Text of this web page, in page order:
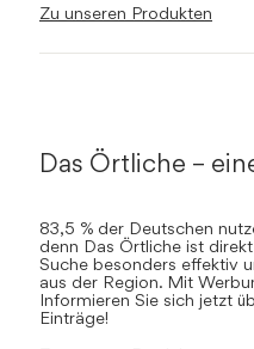
Zu unseren Produkten
Das Örtliche –
83,5 % der Deutschen
denn Das Örtliche ist
Suche besonders effektiv
aus der Region. Mit
Informieren Sie sich jetzt
Einträge!